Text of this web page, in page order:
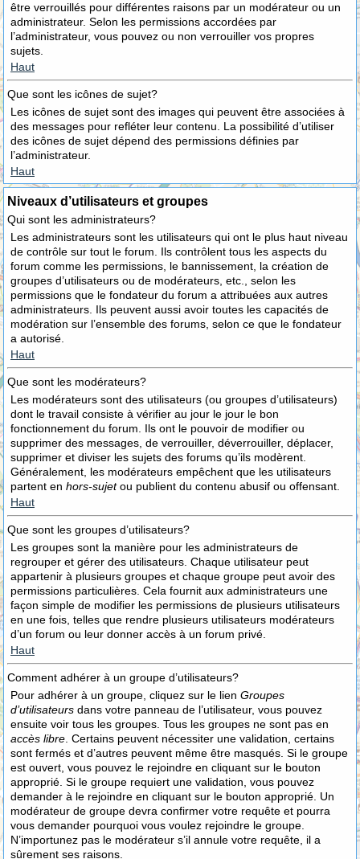
être verrouillés pour différentes raisons par un modérateur ou un
administrateur. Selon les permissions accordées par
l’administrateur, vous pouvez ou non verrouiller vos propres
sujets.
Haut
Que sont les icônes de sujet?
Les icônes de sujet sont des images qui peuvent être associées à
des messages pour refléter leur contenu. La possibilité d’utiliser
des icônes de sujet dépend des permissions définies par
l’administrateur.
Haut
Niveaux d’utilisateurs et groupes
Qui sont les administrateurs?
Les administrateurs sont les utilisateurs qui ont le plus haut niveau
de contrôle sur tout le forum. Ils contrôlent tous les aspects du
forum comme les permissions, le bannissement, la création de
groupes d’utilisateurs ou de modérateurs, etc., selon les
permissions que le fondateur du forum a attribuées aux autres
administrateurs. Ils peuvent aussi avoir toutes les capacités de
modération sur l’ensemble des forums, selon ce que le fondateur
a autorisé.
Haut
Que sont les modérateurs?
Les modérateurs sont des utilisateurs (ou groupes d’utilisateurs)
dont le travail consiste à vérifier au jour le jour le bon
fonctionnement du forum. Ils ont le pouvoir de modifier ou
supprimer des messages, de verrouiller, déverrouiller, déplacer,
supprimer et diviser les sujets des forums qu’ils modèrent.
Généralement, les modérateurs empêchent que les utilisateurs
partent en hors-sujetou publient du contenu abusif ou offensant.
Haut
Que sont les groupes d’utilisateurs?
Les groupes sont la manière pour les administrateurs de
regrouper et gérer des utilisateurs. Chaque utilisateur peut
appartenir à plusieurs groupes et chaque groupe peut avoir des
permissions particulières. Cela fournit aux administrateurs une
façon simple de modifier les permissions de plusieurs utilisateurs
en une fois, telles que rendre plusieurs utilisateurs modérateurs
d’un forum ou leur donner accès à un forum privé.
Haut
Comment adhérer à un groupe d’utilisateurs?
Pour adhérer à un groupe, cliquez sur le lien Groupes
d’utilisateurs dans votre panneau de l’utilisateur, vous pouvez
ensuite voir tous les groupes. Tous les groupes ne sont pas en
accès libre . Certains peuvent nécessiter une validation, certains
sont fermés et d’autres peuvent même être masqués. Si le groupe
est ouvert, vous pouvez le rejoindre en cliquant sur le bouton
approprié. Si le groupe requiert une validation, vous pouvez
demander à le rejoindre en cliquant sur le bouton approprié. Un
modérateur de groupe devra confirmer votre requête et pourra
vous demander pourquoi vous voulez rejoindre le groupe.
N’importunez pas le modérateur s’il annule votre requête, il a
sûrement ses raisons.